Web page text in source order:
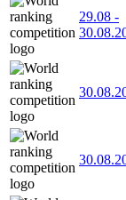
29.08 -